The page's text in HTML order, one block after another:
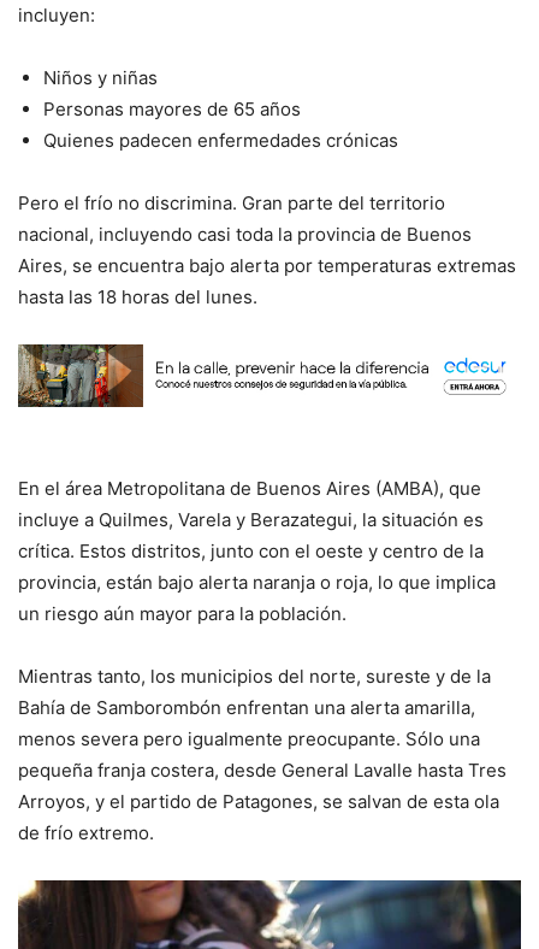
incluyen:
Niños y niñas
Personas mayores de 65 años
Quienes padecen enfermedades crónicas
Pero el frío no discrimina. Gran parte del territorio
nacional, incluyendo casi toda la provincia de Buenos
Aires, se encuentra bajo alerta por temperaturas extremas
hasta las 18 horas del lunes.
En el área Metropolitana de Buenos Aires (AMBA), que
incluye a Quilmes, Varela y Berazategui, la situación es
crítica. Estos distritos, junto con el oeste y centro de la
provincia, están bajo alerta naranja o roja, lo que implica
un riesgo aún mayor para la población.
Mientras tanto, los municipios del norte, sureste y de la
Bahía de Samborombón enfrentan una alerta amarilla,
menos severa pero igualmente preocupante. Sólo una
pequeña franja costera, desde General Lavalle hasta Tres
Arroyos, y el partido de Patagones, se salvan de esta ola
de frío extremo.